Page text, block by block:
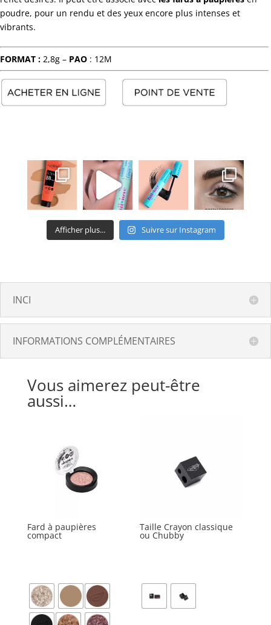
poudre, pour un rendu et des yeux encore plus intenses et
vibrants.
FORMAT : 2,8g – PAO : 12M
Afficher plus... Suivre sur Instagram
INCI
INFORMATIONS COMPLÉMENTAIRES
Vous aimerez peut-être
aussi…
Fard à paupières
compact
Taille Crayon classique
ou Chubby